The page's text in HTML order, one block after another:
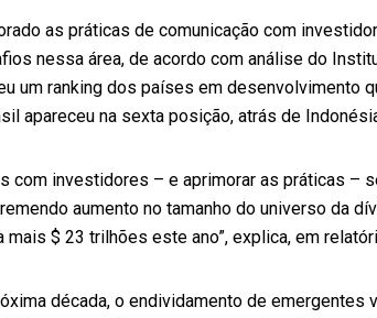
as práticas de comunicação com
nessa área, de acordo com análise do
um ranking dos países em desenvolvimento
apareceu na sexta posição, atrás de
com investidores – e aprimorar as práticas –
aumento no tamanho do universo da
mais $ 23 trilhões este ano”, explica, em
década, o endividamento de emergentes